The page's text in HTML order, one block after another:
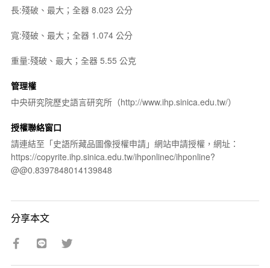
長:殘破、最大；全器 8.023 公分
寬:殘破、最大；全器 1.074 公分
重量:殘破、最大；全器 5.55 公克
管理權
中央研究院歷史語言研究所（http://www.ihp.sinica.edu.tw/）
授權聯絡窗口
請連結至「史語所藏品圖像授權申請」網站申請授權，網址：
https://copyrite.ihp.sinica.edu.tw/ihponlinec/ihponline?
@@0.8397848014139848
分享本文